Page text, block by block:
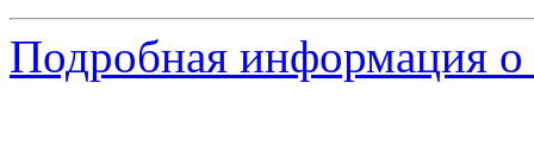
Подробная информация о